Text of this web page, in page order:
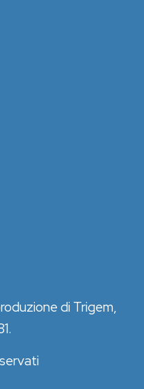
di Trigem,